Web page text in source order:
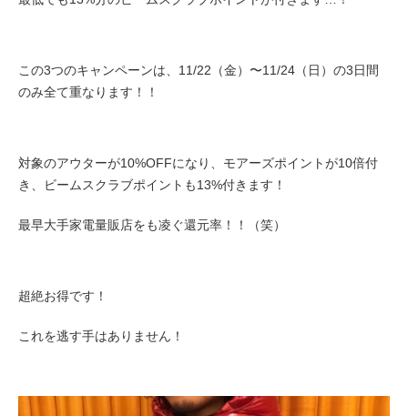
この3つのキャンペーンは、11/22（金）〜11/24（日）の3日間
のみ全て重なります！！
対象のアウターが10%OFFになり、モアーズポイントが10倍付
き、ビームスクラブポイントも13%付きます！
最早大手家電量販店をも凌ぐ還元率！！（笑）
超絶お得です！
これを逃す手はありません！